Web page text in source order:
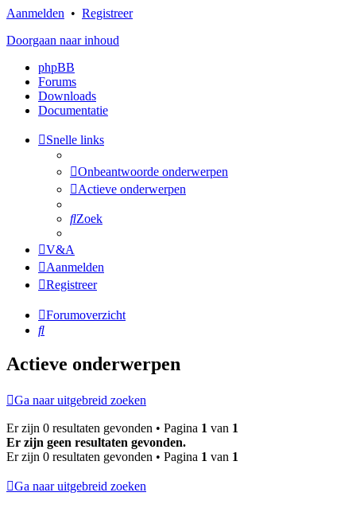
Aanmelden • Registreer
Doorgaan naar inhoud
phpBB
Forums
Downloads
Documentatie
Snelle links
Onbeantwoorde onderwerpen
Actieve onderwerpen
Zoek
V&A
Aanmelden
Registreer
Forumoverzicht
Zoek
Actieve onderwerpen
Ga naar uitgebreid zoeken
Er zijn 0 resultaten gevonden • Pagina 1 van 1
Er zijn geen resultaten gevonden.
Er zijn 0 resultaten gevonden • Pagina 1 van 1
Ga naar uitgebreid zoeken